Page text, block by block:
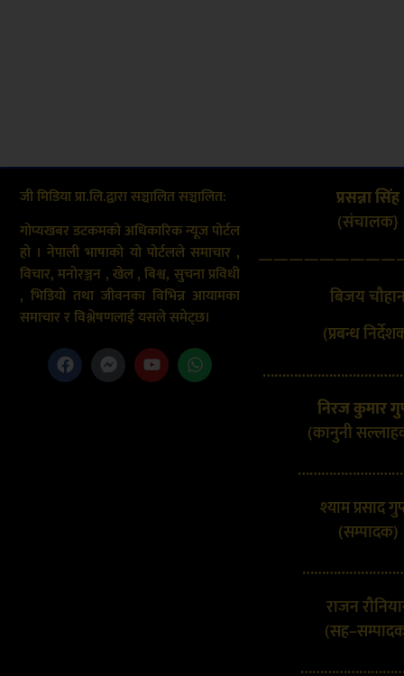
जी मिडिया प्रा.लि.द्वारा सञ्चालित सञ्चालित:
गोप्यखबर डटकमको अधिकारिक न्यूज पोर्टल
हो । नेपाली भाषाको यो पोर्टलले समाचार ,
विचार, मनोरञ्जन , खेल , बिश्व, सुचना प्रविधी
, भिडियो तथा जीवनका विभिन्न आयामका
समाचार र विश्लेषणलाई यसले समेट्छ।
प्रसन्ना सिंह
(संचालक}
बिजय
(प्रबन्ध
निरज कुमार
(कानुनी
श्याम प्रसाद
(सम्पादक)
राजन